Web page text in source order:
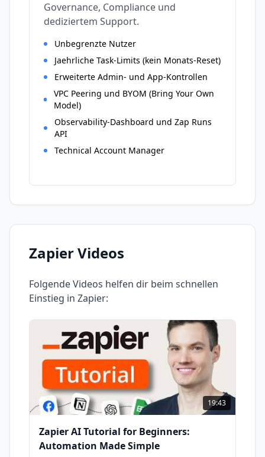
Governance, Compliance und
dediziertem Support.
Unbegrenzte Nutzer
Jaehrliche Task-Limits (kein Monats-Reset)
Erweiterte Admin- und App-Kontrollen
VPC Peering und BYOM (Bring Your Own
Model)
Observability-Dashboard und Zap Runs
API
Technical Account Manager
ZapierVideos
Folgende Videos helfen dir beim schnellen
Einstieg in Zapier:
19:43
Zapier AI Tutorial for Beginners:
Automation Made Simple